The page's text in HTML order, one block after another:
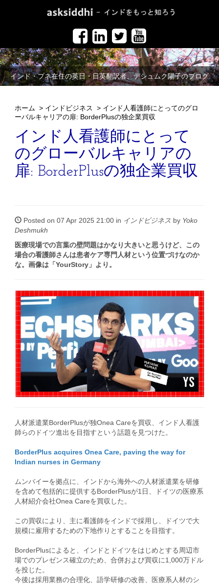
インド・プネ在住の英日・日英翻訳者、デシュムク陽子のブログ
ホーム > インドビジネス > インド人看護師にとってのグロ
ーバルキャリアの扉: BorderPlusの独企業買収
インド人看護師にとって
のグローバルキャリアの
扉: BorderPlusの独企業買収
Posted on 07 Apr 2025 21:00 in インドビジネス by Yoko
Deshmukh
医療現場での言葉の壁問題はかなり大きいと思うけど、この
場合の看護師さんは患者ケア専門人材という位置づけなのか
な。画像は「YourStory」より。
人材派遣業BorderPlusが独Onea Careを買収、インド人看護
師らのドイツ進出を目指すという話題を見つけた。
BorderPlus acquires Onea Care, paving the way for
Indian nurses in Germany
ムンバイーを拠点に、インドから海外への人材派遣業を研修
を含めて包括的に提供するBorderPlusが1日、ドイツの医療系
人材紹介会社Onea Careを買収した。
この買収により、主に看護師をインドで採用し、ドイツで大
規模に雇用するための下地作りとすることを目指す。
​​BorderPlusによると、インドとドイツをはじめとする周辺市
場でのプレゼンス確立のため、合併および買収に1,000万ドル
を投じた。
今後は採用業務の合理化、語学研修の改善、医療系人材のシ